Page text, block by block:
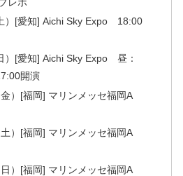
）[愛知] Aichi Sky Expo 18:00
）[愛知] Aichi Sky Expo 昼：
開演
）[福岡] マリンメッセ福岡A
）[福岡] マリンメッセ福岡A
）[福岡] マリンメッセ福岡A